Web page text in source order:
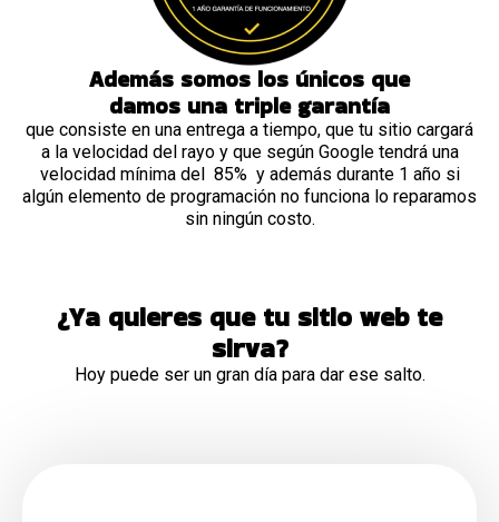
Además somos los únicos que
damos una triple garantía
que consiste en una entrega a tiempo, que tu sitio cargará
a la velocidad del rayo y que según Google tendrá una
velocidad mínima del 85% y además durante 1 año si
algún elemento de programación no funciona lo reparamos
sin ningún costo.
¿Ya quieres que tu sitio web te
sirva?
Hoy puede ser un gran día para dar ese salto.